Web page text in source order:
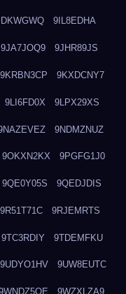
9IL8EDHA
9JA7JOQ9 9JHR89JS
9KRBN3CP 9KXDCNY7
9LI6FD0X 9LPX29XS
9NDMZNUZ
9OKXN2KX 9PGFG1J0
9QE0Y05S 9QEDJDIS
9R51T71C 9RJEMRTS
9TC3RDIY 9TDEMFKU
9UDYO1HV 9UW8EUTC
9WZXLZA9